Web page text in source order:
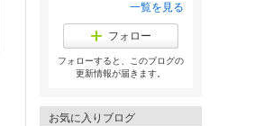
一覧を見る
フォロー
フォローすると、このブログの
更新情報が届きます。
お気に入りブログ